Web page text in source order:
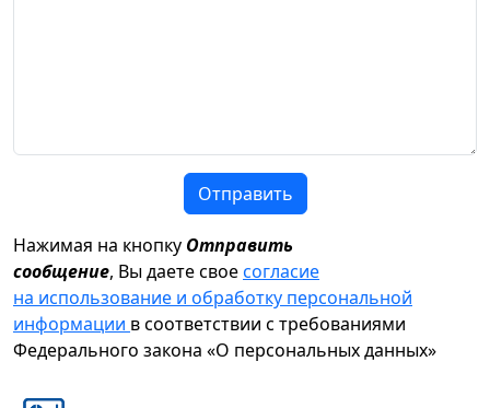
Отправить
Нажимая на кнопку Отправить
сообщение, Вы даете своесогласие
на использование и обработку персональной
информации в соответствии с требованиями
Федерального закона «О персональных данных»